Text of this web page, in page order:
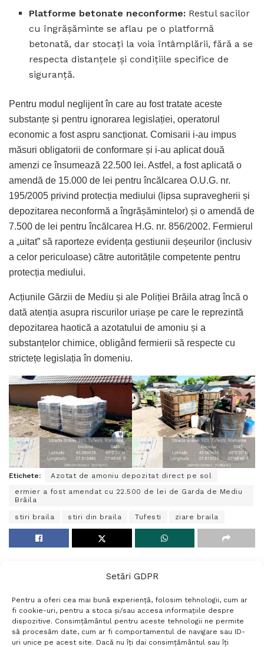
Setări GDPR
Pentru a oferi cea mai bună experiență, folosim tehnologii, cum ar
fi cookie-uri, pentru a stoca și/sau accesa informațiile despre
dispozitive. Consimțământul pentru aceste tehnologii ne permite
să procesăm date, cum ar fi comportamentul de navigare sau ID-
uri unice pe acest site. Dacă nu îți dai consimțământul sau îți
Platforme betonate neconforme: Restul sacilor
cu îngrășăminte se aflau pe o platformă
betonată, dar stocați la voia întâmplării, fără a se
respecta distanțele și condițiile specifice de
siguranță.
Pentru modul neglijent în care au fost tratate aceste
substanțe și pentru ignorarea legislației, operatorul
economic a fost aspru sancționat. Comisarii i-au impus
măsuri obligatorii de conformare și i-au aplicat două
amenzi ce însumează 22.500 lei. Astfel, a fost aplicată o
amendă de 15.000 de lei pentru încălcarea O.U.G. nr.
195/2005 privind protecția mediului (lipsa supravegherii și
depozitarea neconformă a îngrășămintelor) și o amendă de
7.500 de lei pentru încălcarea H.G. nr. 856/2002. Fermierul
a „uitat” să raporteze evidența gestiunii deșeurilor (inclusiv
a celor periculoase) către autoritățile competente pentru
protecția mediului.
Acțiunile Gărzii de Mediu și ale Poliției Brăila atrag încă o
dată atenția asupra riscurilor uriașe pe care le reprezintă
depozitarea haotică a azotatului de amoniu și a
substanțelor chimice, obligând fermierii să respecte cu
strictețe legislația în domeniu.
Etichete:
Azotat de amoniu depozitat direct pe sol
ermier a fost amendat cu 22.500 de lei de Garda de Mediu
Brăila
stiri braila stiri din braila Tufesti ziare braila